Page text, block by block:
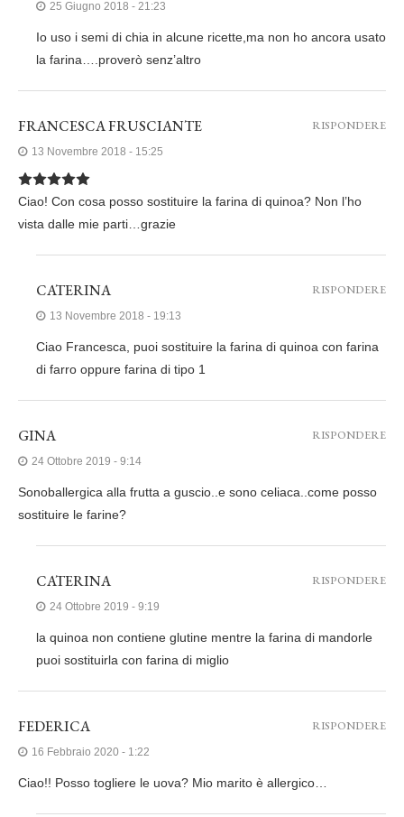
25 Giugno 2018 - 21:23
Io uso i semi di chia in alcune ricette,ma non ho ancora usato
la farina….proverò senz’altro
FRANCESCA FRUSCIANTE
13 Novembre 2018 - 15:25
Ciao! Con cosa posso sostituire la farina di quinoa? Non l’ho
vista dalle mie parti…grazie
RISPONDERE
CATERINA
13 Novembre 2018 - 19:13
Ciao Francesca, puoi sostituire la farina di quinoa con farina
di farro oppure farina di tipo 1
RISPONDERE
GINA
24 Ottobre 2019 - 9:14
Sonoballergica alla frutta a guscio..e sono celiaca..come posso
sostituire le farine?
RISPONDERE
CATERINA
24 Ottobre 2019 - 9:19
la quinoa non contiene glutine mentre la farina di mandorle
puoi sostituirla con farina di miglio
RISPONDERE
FEDERICA
16 Febbraio 2020 - 1:22
Ciao!! Posso togliere le uova? Mio marito è allergico…
RISPONDERE